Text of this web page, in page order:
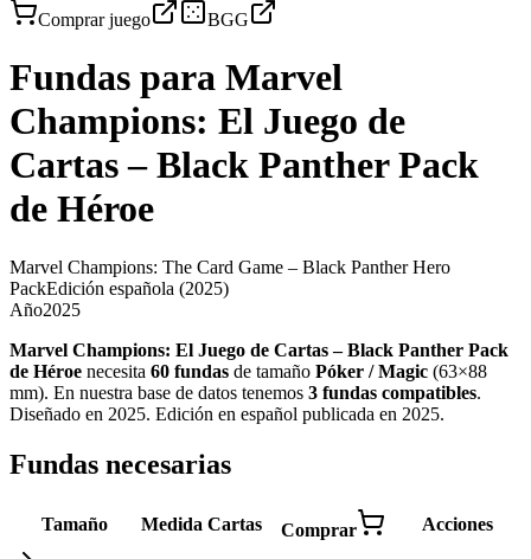
Comprar juego BGG
Fundas para Marvel
Champions: El Juego de
Cartas – Black Panther Pack
de Héroe
Marvel Champions: The Card Game – Black Panther Hero
PackEdición española (2025)
Año2025
Marvel Champions: El Juego de Cartas – Black Panther Pack
de Héroe necesita 60 fundas de tamaño Póker / Magic (63×88
mm). En nuestra base de datos tenemos 3 fundas compatibles.
Diseñado en 2025. Edición en español publicada en 2025.
Fundas necesarias
Tamaño Medida Cartas Comprar Acciones